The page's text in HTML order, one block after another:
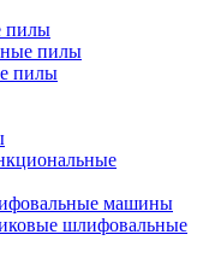
пилы
пилы
пилы
машины
шлифовальные